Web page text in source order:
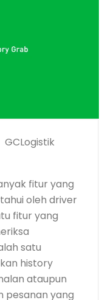
GCLogistik
fitur yang
oleh driver
fitur yang
satu
history
ataupun
pesanan yang